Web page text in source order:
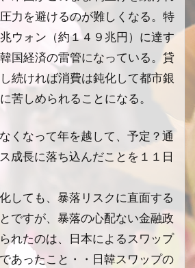
力を避けるのが難しくなる。特
ウォン（約１４９兆円）に達す
国経済の雷管になっている。貸
続ければ消費は鈍化して都市銀
苦しめられることになる。
くなって年を越して、予定？通
成長に落ち込んだことを１１日
しても、暴落リスクに直面する
ですが、暴落の心配ない金融政
れたのは、日本によるスワップ
あったこと・・日韓スワップの